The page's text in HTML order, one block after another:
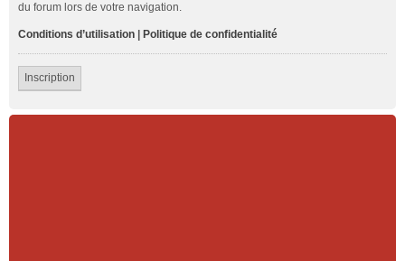
du forum lors de votre navigation.
Conditions d’utilisation Politique de confidentialité
Inscription